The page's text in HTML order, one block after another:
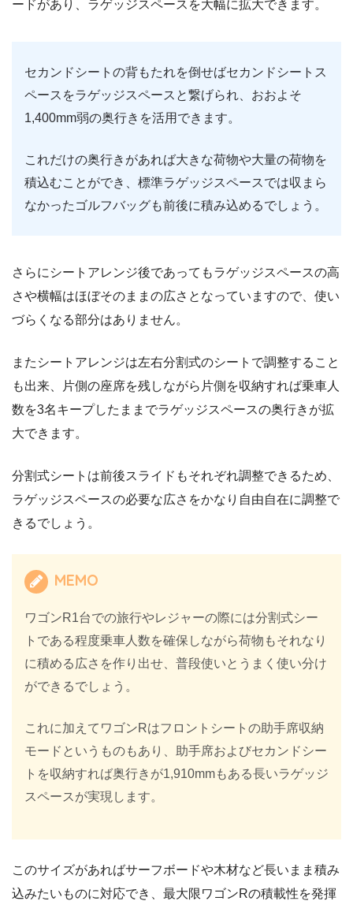
ードがあり、ラゲッジスペースを大幅に拡大できます。
セカンドシートの背もたれを倒せばセカンドシートス
ペースをラゲッジスペースと繋げられ、おおよそ
1,400mm弱の奥行きを活用できます。
これだけの奥行きがあれば大きな荷物や大量の荷物を
積込むことができ、標準ラゲッジスペースでは収まら
なかったゴルフバッグも前後に積み込めるでしょう。
さらにシートアレンジ後であってもラゲッジスペースの高
さや横幅はほぼそのままの広さとなっていますので、使い
づらくなる部分はありません。
またシートアレンジは左右分割式のシートで調整すること
も出来、片側の座席を残しながら片側を収納すれば乗車人
数を3名キープしたままでラゲッジスペースの奥行きが拡
大できます。
分割式シートは前後スライドもそれぞれ調整できるため、
ラゲッジスペースの必要な広さをかなり自由自在に調整で
きるでしょう。
MEMO
ワゴンR1台での旅行やレジャーの際には分割式シー
トである程度乗車人数を確保しながら荷物もそれなり
に積める広さを作り出せ、普段使いとうまく使い分け
ができるでしょう。
これに加えてワゴンRはフロントシートの助手席収納
モードというものもあり、助手席およびセカンドシー
トを収納すれば奥行きが1,910mmもある長いラゲッジ
スペースが実現します。
このサイズがあればサーフボードや木材など長いまま積み
込みたいものに対応でき、最大限ワゴンRの積載性を発揮